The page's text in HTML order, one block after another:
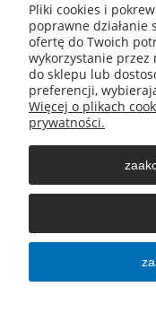
Pliki cookies i
poprawne działanie
ofertę do Twoich
wykorzystanie przez
do sklepu lub
preferencji,
Więcej o plikach
prywatności.